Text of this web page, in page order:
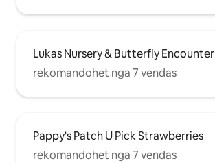
Lukas Nursery & Butterfly Encounter
rekomandohet nga 7 vendas
Pappy's Patch U Pick Strawberries
rekomandohet nga 7 vendas